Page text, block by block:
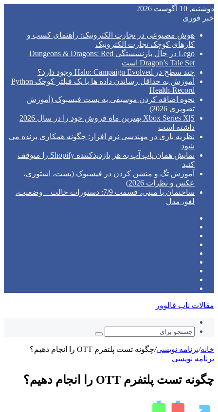
دوشنبه, 10 آگوست 2026
خبر فوری
هوش مصنوعی در تجارت الکترونیک: راهنمای کسب و
کارهای کوچک تجارت الکترونیک
Lego در حال بازنشستگی Dungeons & Dragons: Red
Dragon’s Tale Set است
چند سطح در Halo: Campaign Evolved وجود دارد؟
آموزش به حداقل رساندن داده ها با یک فیلتر کوچک Python
Health-Record
نحوه اضافه کردن موسیقی به پست فیسبوک (آموزش
تصویری 2026)
Xbox Series X|S بهترین ماه فروش خود را در سال 2026
داشته است
نظریه بازی در مهندسی نرم افزار: چگونه همکاری برنده می
شود
نمایش همان پاپ آپ به هر بازدیدکننده Shopify را متوقف
کنید
آموزش تگ و منشن کردن در فیسبوک (پست، استوری،
عکس و نظرات 2026)
ساختمان با مینی، قسمت 7/9: دستورات حالت – وضعیت،
لغو، مدل
مقالات ناب فالوور
تصادفی
جستجو
خانه/برنامه نویسی/چگونه تست پلتفرم OTT را انجام دهیم؟
برنامه نویسی
چگونه تست پلتفرم OTT را انجام دهیم؟